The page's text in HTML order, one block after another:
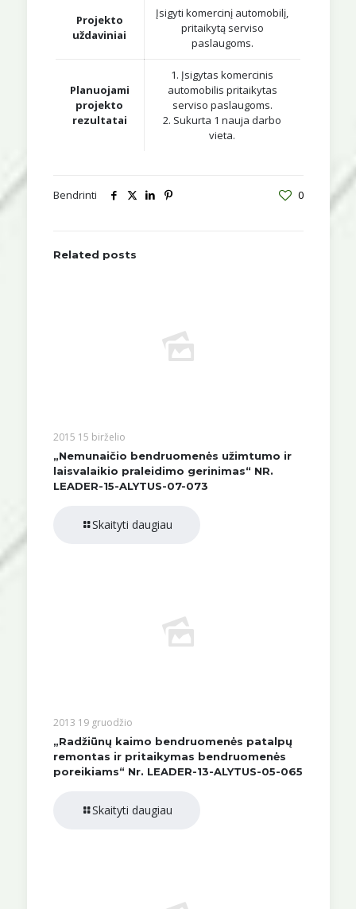
Projekto
uždaviniai
Įsigyti komercinį automobilį,
pritaikytą serviso
paslaugoms.
Planuojami
projekto
rezultatai
1. Įsigytas komercinis
automobilis pritaikytas
serviso paslaugoms.
2. Sukurta 1 nauja darbo
vieta.
Bendrinti 0
Related posts
2015 15 birželio
„Nemunaičio bendruomenės užimtumo ir
laisvalaikio praleidimo gerinimas“ NR.
LEADER-15-ALYTUS-07-073
Skaityti daugiau
2013 19 gruodžio
„Radžiūnų kaimo bendruomenės patalpų
remontas ir pritaikymas bendruomenės
poreikiams“ Nr. LEADER-13-ALYTUS-05-065
Skaityti daugiau